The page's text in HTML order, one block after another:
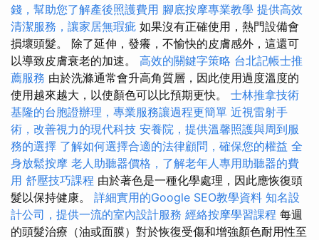
錢，幫助您了解產後照護費用 腳底按摩專業教學 提供高效
清潔服務，讓家居無瑕疵 如果沒有正確使用，熱門設備會
損壞頭髮。 除了延伸，發癢，不愉快的皮膚感外，這還可
以導致皮膚衰老的加速。 高效的關鍵字策略 台北記帳士推
薦服務 由於洗滌通常會升高角質層，因此使用過度溫度的
使用越來越大，以使顏色可以比預期更快。 士林推拿技術
基隆的台胞證辦理，專業服務讓過程更簡單 近視雷射手
術，改善視力的現代科技 安養院，提供溫馨照護與周到服
務的選擇 了解如何選擇合適的法律顧問，確保您的權益 全
身放鬆按摩 老人助聽器價格，了解老年人專用助聽器的費
用 舒壓技巧課程 由於著色是一種化學處理，因此應恢復頭
髮以保持健康。 詳細實用的Google SEO教學資料 知名設
計公司，提供一流的室內設計服務 經絡按摩學習課程 每週
的頭髮治療（油或面膜）對於恢復受傷和增強顏色耐用性至